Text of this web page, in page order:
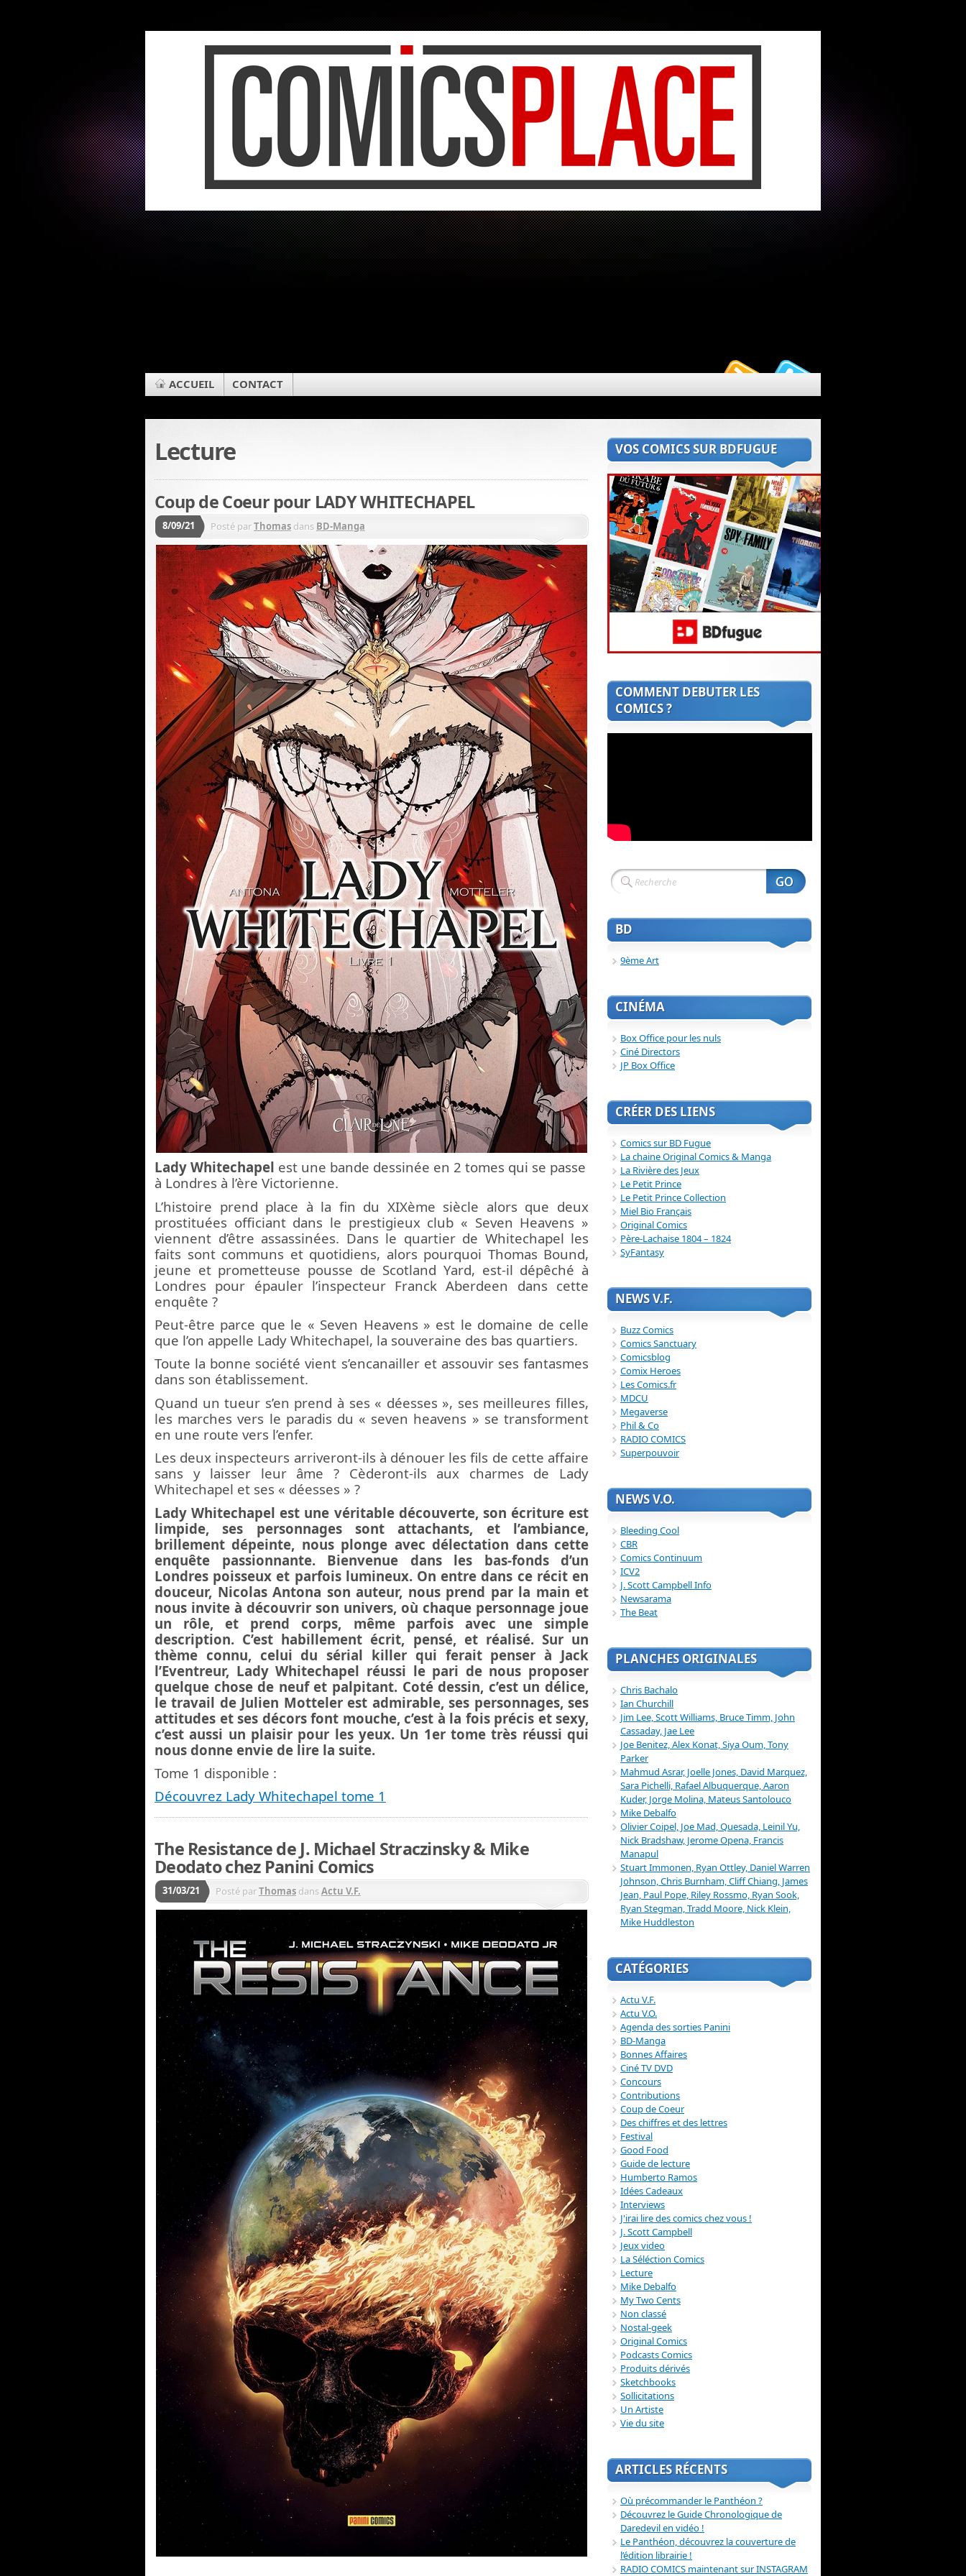
ACCUEIL CONTACT
Lecture
Coup de Coeur pour LADY WHITECHAPEL
8/09/21 Posté parThomas dans BD-Manga
Lady Whitechapel est une bande dessinée en 2 tomes qui se passe
à Londres à l’ère Victorienne.
L’histoire prend place à la fin du XIXème siècle alors que deux
prostituées officiant dans le prestigieux club « Seven Heavens »
viennent d’être assassinées. Dans le quartier de Whitechapel les
faits sont communs et quotidiens, alors pourquoi Thomas Bound,
jeune et prometteuse pousse de Scotland Yard, est-il dépêché à
Londres pour épauler l’inspecteur Franck Aberdeen dans cette
enquête ?
Peut-être parce que le « Seven Heavens » est le domaine de celle
que l’on appelle Lady Whitechapel, la souveraine des bas quartiers.
Toute la bonne société vient s’encanailler et assouvir ses fantasmes
dans son établissement.
Quand un tueur s’en prend à ses « déesses », ses meilleures filles,
les marches vers le paradis du « seven heavens » se transforment
en une route vers l’enfer.
Les deux inspecteurs arriveront-ils à dénouer les fils de cette affaire
sans y laisser leur âme ? Cèderont-ils aux charmes de Lady
Whitechapel et ses « déesses » ?
Lady Whitechapel est une véritable découverte, son écriture est
limpide, ses personnages sont attachants, et l’ambiance,
brillement dépeinte, nous plonge avecdélectation dans cette
enquête passionnante. Bienvenue dans les bas-fonds d’un
Londres poisseux et parfois lumineux. On entre dans ce récit en
douceur, Nicolas Antona son auteur, nous prend par la main et
nous invite à découvrir son univers, où chaque personnage joue
un rôle, et prend corps, même parfois avec une simple
description. C’est habillement écrit, pensé, et réalisé. Sur un
thème connu, celui du sérial killer qui ferait penser à Jack
l’Eventreur, Lady Whitechapel réussi le pari de nous proposer
quelque chose de neuf et palpitant. Coté dessin, c’est un délice,
le travail de Julien Motteler est admirable, ses personnages, ses
attitudes et ses décors font mouche, c’est à la fois précis et sexy,
c’est aussi un plaisir pour les yeux. Un 1er tome très réussi qui
nous donne envie de lire la suite.
Tome 1 disponible :
Découvrez Lady Whitechapel tome 1
The Resistance de J. Michael Straczinsky & Mike
Deodato chez Panini Comics
31/03/21 Posté parThomas dansActu V.F.
VOS COMICS SUR BDFUGUE
COMMENT DEBUTER LES
COMICS ?
BD
9ème Art
CINÉMA
Box Office pour les nuls
Ciné Directors
JP Box Office
CRÉER DES LIENS
Comics sur BD Fugue
La chaine Original Comics & Manga
La Rivière des Jeux
Le Petit Prince
Le Petit Prince Collection
Miel Bio Français
Original Comics
Père-Lachaise 1804 – 1824
SyFantasy
NEWS V.F.
Buzz Comics
Comics Sanctuary
Comicsblog
Comix Heroes
Les Comics.fr
MDCU
Megaverse
Phil & Co
RADIO COMICS
Superpouvoir
NEWS V.O.
Bleeding Cool
CBR
Comics Continuum
ICV2
J. Scott Campbell Info
Newsarama
The Beat
PLANCHES ORIGINALES
Chris Bachalo
Ian Churchill
Jim Lee, Scott Williams, Bruce Timm, John
Cassaday, Jae Lee
Joe Benitez, Alex Konat, Siya Oum, Tony
Parker
Mahmud Asrar, Joelle Jones, David Marquez,
Sara Pichelli, Rafael Albuquerque, Aaron
Kuder, Jorge Molina, Mateus Santolouco
Mike Debalfo
Olivier Coipel, Joe Mad, Quesada, Leinil Yu,
Nick Bradshaw, Jerome Opena, Francis
Manapul
Stuart Immonen, Ryan Ottley, Daniel Warren
Johnson, Chris Burnham, Cliff Chiang, James
Jean, Paul Pope, Riley Rossmo, Ryan Sook,
Ryan Stegman, Tradd Moore, Nick Klein,
Mike Huddleston
CATÉGORIES
Actu V.F.
Actu V.O.
Agenda des sorties Panini
BD-Manga
Bonnes Affaires
Ciné TV DVD
Concours
Contributions
Coup de Coeur
Des chiffres et des lettres
Festival
Good Food
Guide de lecture
Humberto Ramos
Idées Cadeaux
Interviews
J'irai lire des comics chez vous !
J. Scott Campbell
Jeux video
La Séléction Comics
Lecture
Mike Debalfo
My Two Cents
Non classé
Nostal-geek
Original Comics
Podcasts Comics
Produits dérivés
Sketchbooks
Sollicitations
Un Artiste
Vie du site
ARTICLES RÉCENTS
Où précommander le Panthéon ?
Découvrez le Guide Chronologique de
Daredevil en vidéo !
Le Panthéon, découvrez la couverture de
l’édition librairie !
RADIO COMICS maintenant sur INSTAGRAM